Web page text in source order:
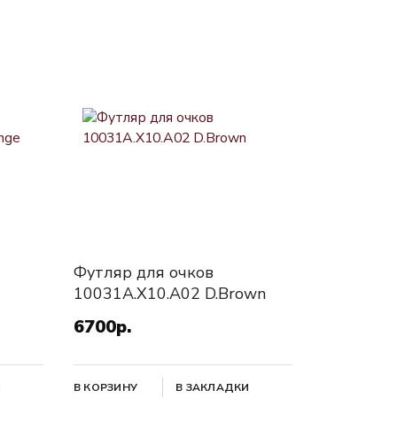
Футляр для очков
10031A.X10.A02 D.Brown
6700р.
В КОРЗИНУ В ЗАКЛАДКИ